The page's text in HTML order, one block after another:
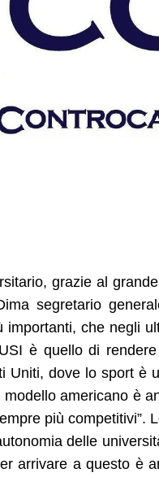
grazie al
segretario
importanti, che negli
è quello di
Uniti, dove lo sport è
americano è
più competitivi”.
delle
arrivare a questo è